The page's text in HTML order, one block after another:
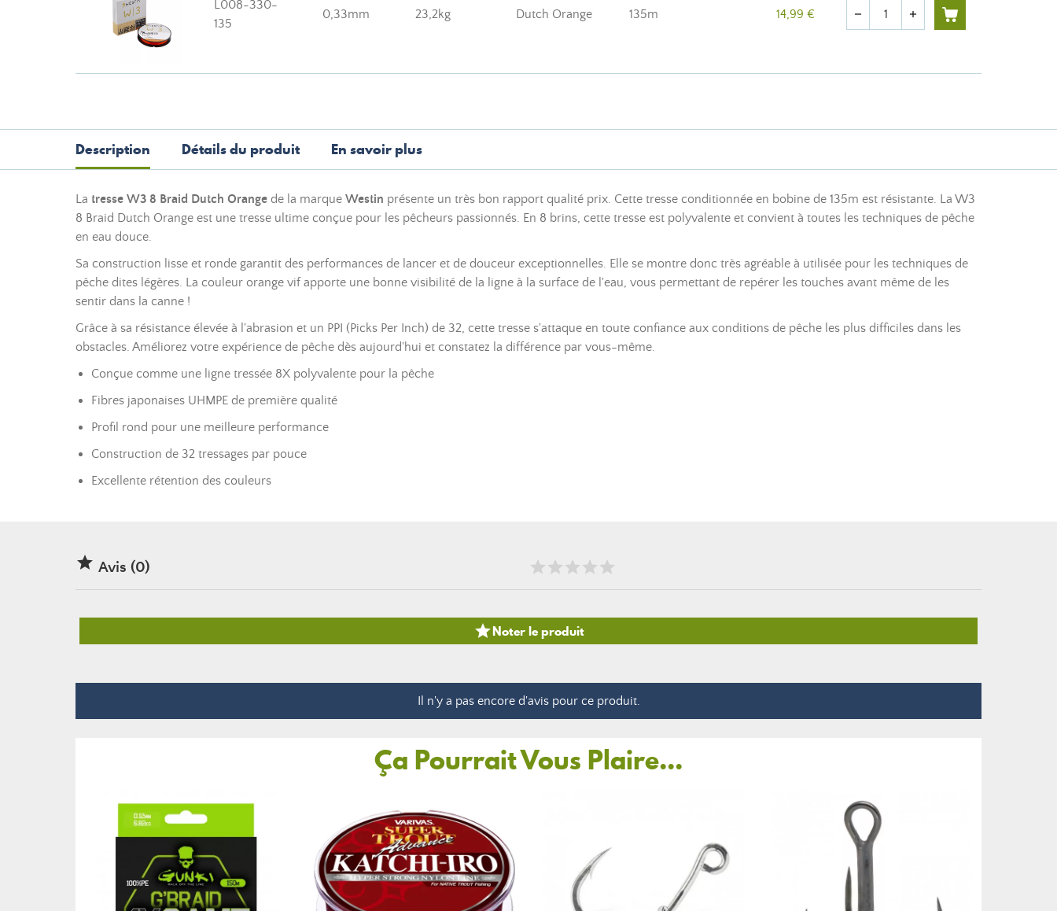
L008-330-
135
0,33mm 23,2kg Dutch Orange 135m 14,99 € Quantité
remove add
Description Détails du produit En savoir plus
La tresse W3 8 Braid Dutch Orange de la marque Westin présente un très bon rapport qualité prix. Cette tresse conditionnée en bobine de 135m est résistante. La W3
8 Braid Dutch Orange est une tresse ultime conçue pour les pêcheurs passionnés. En 8 brins, cette tresse est polyvalente et convient à toutes les techniques de pêche
en eau douce.
Sa construction lisse et ronde garantit des performances de lancer et de douceur exceptionnelles. Elle se montre donc très agréable à utilisée pour les techniques de
pêche dites légères. La couleur orange vif apporte une bonne visibilité de la ligne à la surface de l'eau, vous permettant de repérer les touches avant même de les
sentir dans la canne !
Grâce à sa résistance élevée à l'abrasion et un PPI (Picks Per Inch) de 32, cette tresse s'attaque en toute confiance aux conditions de pêche les plus difficiles dans les
obstacles. Améliorez votre expérience de pêche dès aujourd'hui et constatez la différence par vous-même.
Conçue comme une ligne tressée 8X polyvalente pour la pêche
Fibres japonaises UHMPE de première qualité
Profil rond pour une meilleure performance
Construction de 32 tressages par pouce
Excellente rétention des couleurs
 Avis (0)
Noter le produit
Il n'y a pas encore d'avis pour ce produit.
Ça Pourrait Vous Plaire...